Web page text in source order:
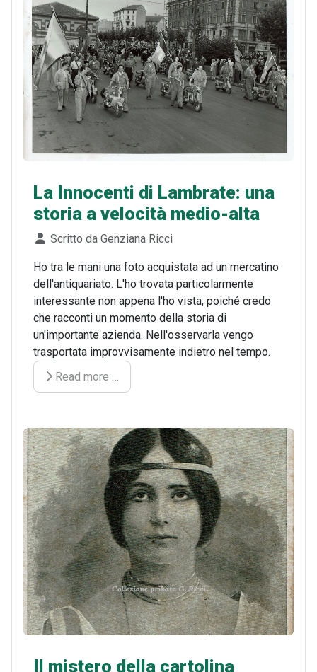
La Innocenti di Lambrate: una
storia a velocità medio-alta
Dettagli
Scritto da Genziana Ricci
Ho tra le mani una foto acquistata ad un mercatino
dell'antiquariato. L'ho trovata particolarmente
interessante non appena l'ho vista, poiché credo
che racconti un momento della storia di
un'importante azienda. Nell'osservarla vengo
trasportata improvvisamente indietro nel tempo.
Read more …
Il mistero della cartolina